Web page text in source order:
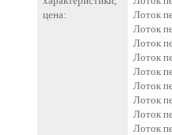
цена:
Лоток
Лоток
Лоток
Лоток
Лоток
Лоток
Лоток
Лоток
Лоток